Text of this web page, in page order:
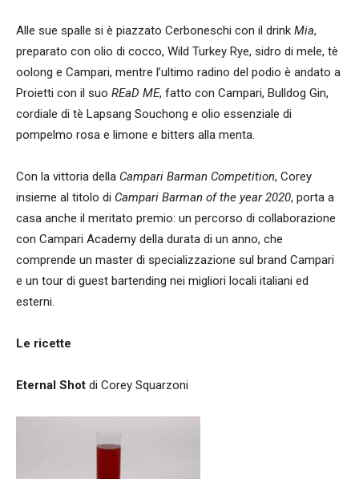
Alle sue spalle si è piazzato Cerboneschi con il drink Mia,
preparato con olio di cocco, Wild Turkey Rye, sidro di mele, tè
oolong e Campari, mentre l’ultimo radino del podio è andato a
Proietti con il suo REaD ME, fatto con Campari, Bulldog Gin,
cordiale di tè Lapsang Souchong e olio essenziale di
pompelmo rosa e limone e bitters alla menta.
Con la vittoria della Campari Barman Competition, Corey
insieme al titolo di Campari Barman of the year 2020, porta a
casa anche il meritato premio: un percorso di collaborazione
con Campari Academy della durata di un anno, che
comprende un master di specializzazione sul brand Campari
e un tour di guest bartending nei migliori locali italiani ed
esterni.
Le ricette
Eternal Shot di Corey Squarzoni